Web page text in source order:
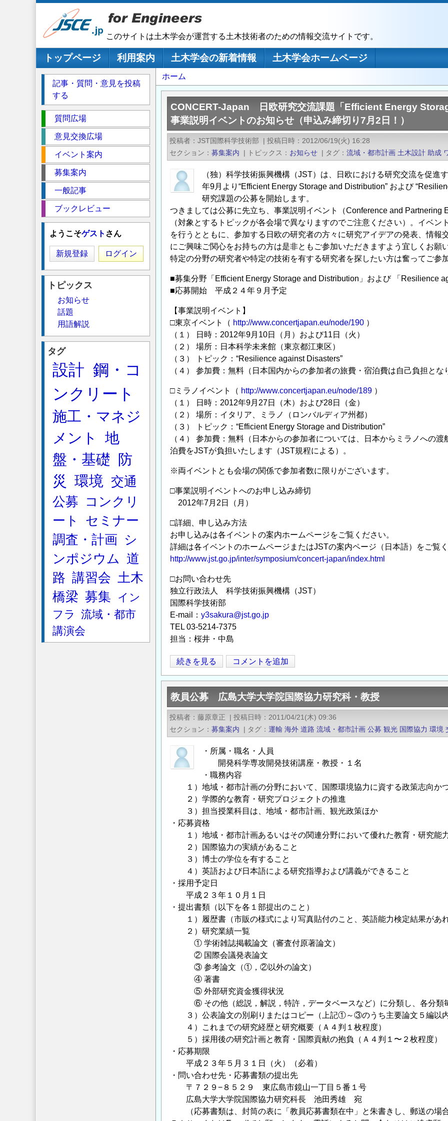
このサイトは土木学会が運営する土木技術者のための情報交流サイトです。
メインナビゲーション
トップページ 利用案内 土木学会の新着情報
土木学会ホームページ
パ
ン
く
ず
ホーム
CONCERT-Japan 日欧研究交流課題「Efficient Energy
事業説明イベントのお知らせ（申込み締切り7月2日！）
投稿者 JST国際科学技術部 | 投稿日時
2012/06/19(火) 16:28
セクション
募集案内 | トピックス お知らせ | タグ 流域・都市計画 土木設計 助成
（独）科学技術振興機構（JST）は、日欧における研究交流を促進
年9月より“Efficient Energy Storage and Distribution” および
研究課題の公募を開始します。
つきましては公募に先立ち、事業説明イベント（Conference and Partnering
（対象とするトピックが各会場で異なりますのでご注意ください）。イベ
を行うとともに、参加する日欧の研究者の方々に研究アイデアの発表、情報
にご興味ご関心をお持ちの方は是非ともご参加いただきますよう宜しくお願
特定の分野の研究者や特定の技術を有する研究者を探したい方は奮ってご参
■募集分野「Efficient Energy Storage and Distribution」および 「Resilience
■応募開始 平成２４年９月予定
【事業説明イベント】
□東京イベント（ http://www.concertjapan.eu/node/190）
（１） 日時：2012年9月10日（月）および11日（火）
（２） 場所：日本科学未来館（東京都江東区）
（３） トピック：“Resilience against Disasters”
（４） 参加費：無料（日本国内からの参加者の旅費・宿泊費は自己負担とな
□ミラノイベント（ http://www.concertjapan.eu/node/189）
（１） 日時：2012年9月27日（木）および28日（金）
（２） 場所：イタリア、ミラノ（ロンバルディア州都）
（３） トピック：“Efficient Energy Storage and Distribution”
（４） 参加費：無料（日本からの参加者については、日本からミラノへの
泊費をJSTが負担いたします（JST規程による）。
※両イベントとも会場の関係で参加者数に限りがございます。
□事業説明イベントへのお申し込み締切
2012年7月2日（月）
□詳細、申し込み方法
お申し込みは各イベントの案内ホームページをご覧ください。
詳細は各イベントのホームページまたはJSTの案内ページ（日本語）をご覧く
http://www.jst.go.jp/inter/symposium/concert-japan/index.html
□お問い合わせ先
独立行政法人 科学技術振興機構（JST）
国際科学技術部
E-mail： y3sakura@jst.go.jp
TEL 03-5214-7375
担当：桜井・中島
CONCERT-
Japan
日
欧
研
交
流
課
「Efficient
Energy
Storage
and
Distribution」
集
お
び
知
せ
（申
続きを見る コメントを追加
教員公募 広島大学大学院国際協力研究科・教授
投稿者 藤原章正 | 投稿日時
2011/04/21(木) 09:36
セクション
募集案内 | タグ 運輸 海外 道路 流域・都市計画 公募 観光 国際協力 環境
・所属・職名・人員
開発科学専攻開発技術講座・教授・１名
・職務内容
１）地域・都市計画の分野において、国際環境協力に資する政策志向か
２）学際的な教育・研究プロジェクトの推進
３）担当授業科目は、地域・都市計画、観光政策ほか
・応募資格
１）地域・都市計画あるいはその関連分野において優れた教育・研究能
２）国際協力の実績があること
３）博士の学位を有すること
４）英語および日本語による研究指導および講義ができること
・採用予定日
平成２３年１０月１日
・提出書類（以下を各１部提出のこと）
１）履歴書（市販の様式により写真貼付のこと、英語能力検定結果があれ
２）研究業績一覧
① 学術雑誌掲載論文（審査付原著論文）
② 国際会議発表論文
③ 参考論文（①，②以外の論文）
④ 著書
⑤ 外部研究資金獲得状況
⑥ その他（総説，解説，特許，データベースなど）に分類し、各分類毎
３）公表論文の別刷りまたはコピー（上記①～③のうち主要論文５編以内
４）これまでの研究経歴と研究概要（Ａ４判１枚程度）
５）採用後の研究計画と教育・国際貢献の抱負（Ａ４判１〜２枚程度）
・応募期限
平成２３年５月３１日（火）（必着）
・問い合わせ先・応募書類の提出先
〒７２９−８５２９ 東広島市鏡山一丁目５番１号
広島大学大学院国際協力研究科長 池田秀雄 宛
（応募書類は、封筒の表に「教員応募書類在中」と朱書きし、郵送の場
記事・質問・意見を投稿
する
ク
シ
質問広場
意見交換広場
イベント案内
募集案内
一般記事
ブックレビュー
ようこそゲスト さん
新規登録 ログイン
トピックス
お知らせ
話題
用語解説
タグ
設計 鋼・コ
ンクリート
施工・マネジ
メント
地
盤・基礎
防
災
環境 交通
公募
コンクリ
ート
セミナー
調査・計画
シ
ンポジウム 道
路 講習会 土木
橋梁 募集
イン
フラ
流域・都市
講演会